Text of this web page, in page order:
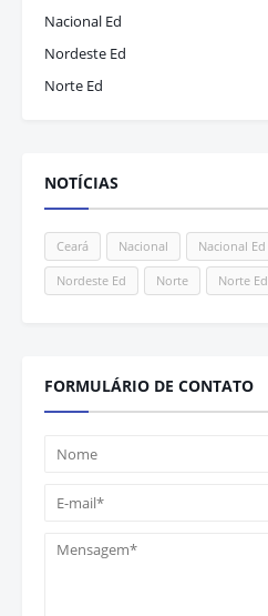
Nacional Ed
Nordeste Ed
Norte Ed
NOTÍCIAS
Ceará Nacional Nacional Ed
Nordeste Ed Norte Norte Ed
FORMULÁRIO DE CONTATO